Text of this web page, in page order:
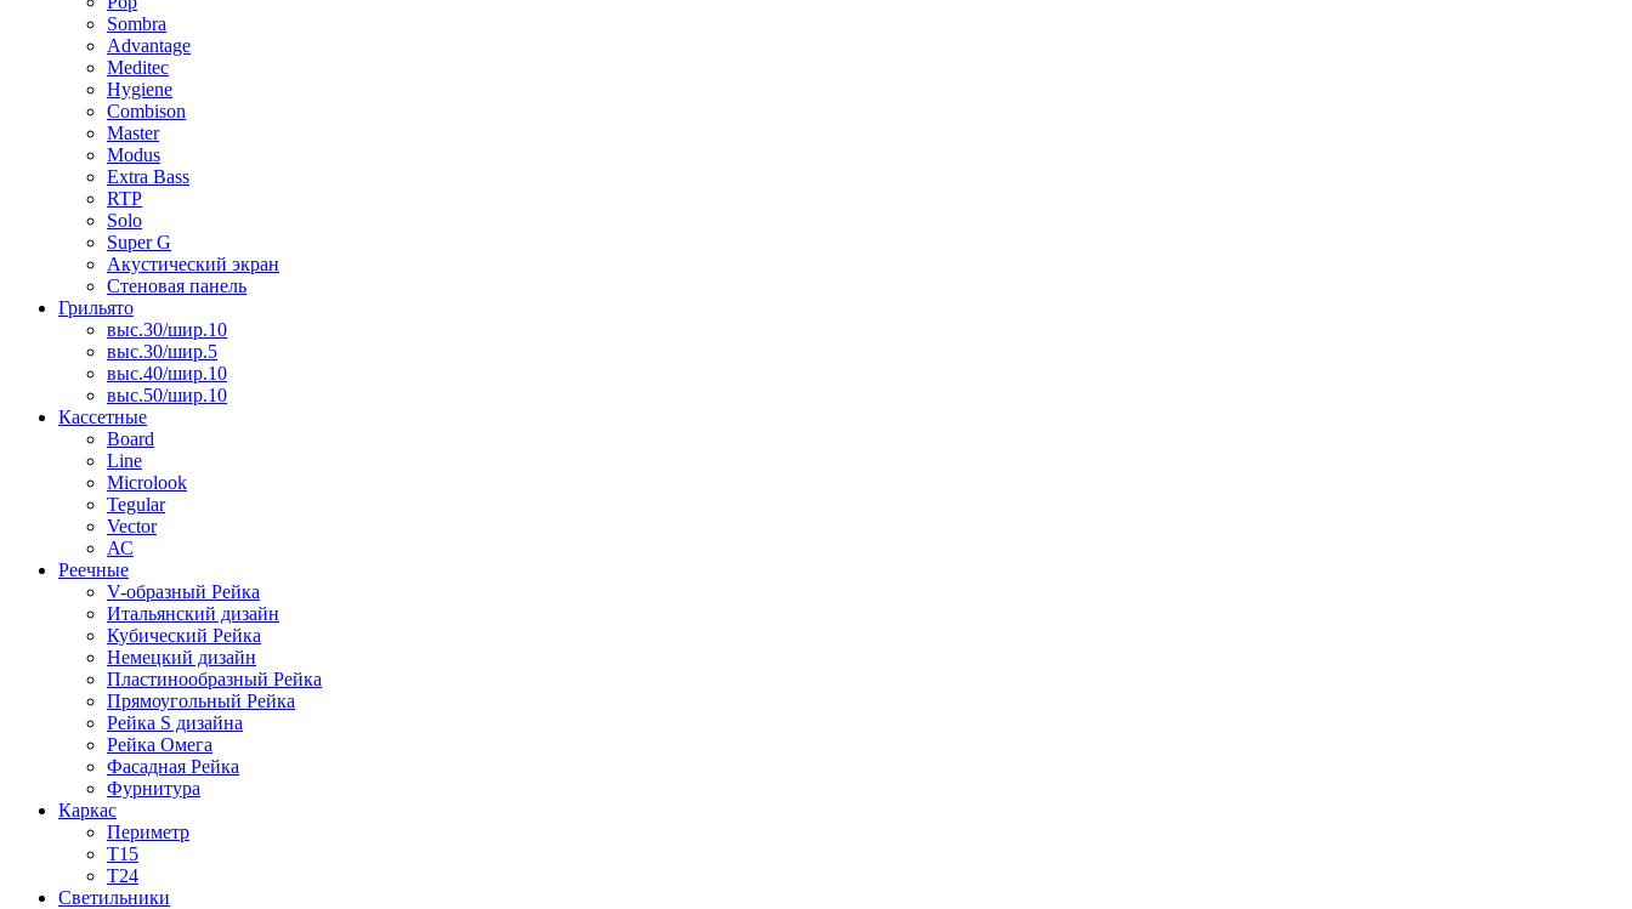
Sombra
Advantage
Meditec
Hygiene
Combison
Master
Modus
Extra Bass
RTP
Solo
Super G
Акустический экран
Стеновая панель
Грильято
выс.30/шир.10
выс.30/шир.5
выс.40/шир.10
выс.50/шир.10
Кассетные
Board
Line
Microlook
Tegular
Vector
АС
Реечные
V-образный Рейка
Итальянский дизайн
Кубический Рейка
Немецкий дизайн
Пластинообразный Рейка
Прямоугольный Рейка
Рейка S дизайна
Рейка Омега
Фасадная Рейка
Фурнитура
Каркас
Периметр
Т15
Т24
Светильники